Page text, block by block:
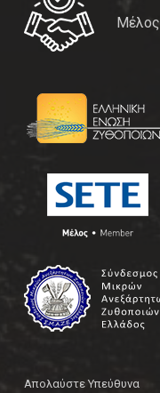
Μέλος
Απολαύστε Υπεύθυνα